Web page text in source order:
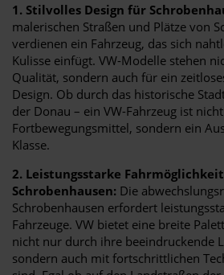
1. Stilvolles Design für
malerischen Straßen und Plätze von
verdienen ein Fahrzeug, das sich
Kulisse einfügt. VW-Modelle stehen
Qualität, sondern auch für ein
Design. Ob durch das historische
der Donau – ein VW-Fahrzeug ist
Fortbewegungsmittel, sondern ein
Klasse.
2. Leistungsstarke
Schrobenhausen: Die
Schrobenhausen erfordert
Fahrzeuge. VW bietet eine breite
nicht nur durch ihre beeindruckende
sondern auch mit fortschrittlichen